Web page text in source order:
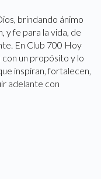
brindando ánimo
y fe para la vida, de
En Club 700 Hoy
un propósito y lo
inspiran, fortalecen,
adelante con